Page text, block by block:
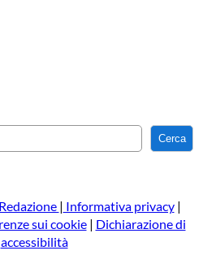
e
a
Cerca
Redazione | Informativa privacy|
sui cookie| Dichiarazione di
accessibilità